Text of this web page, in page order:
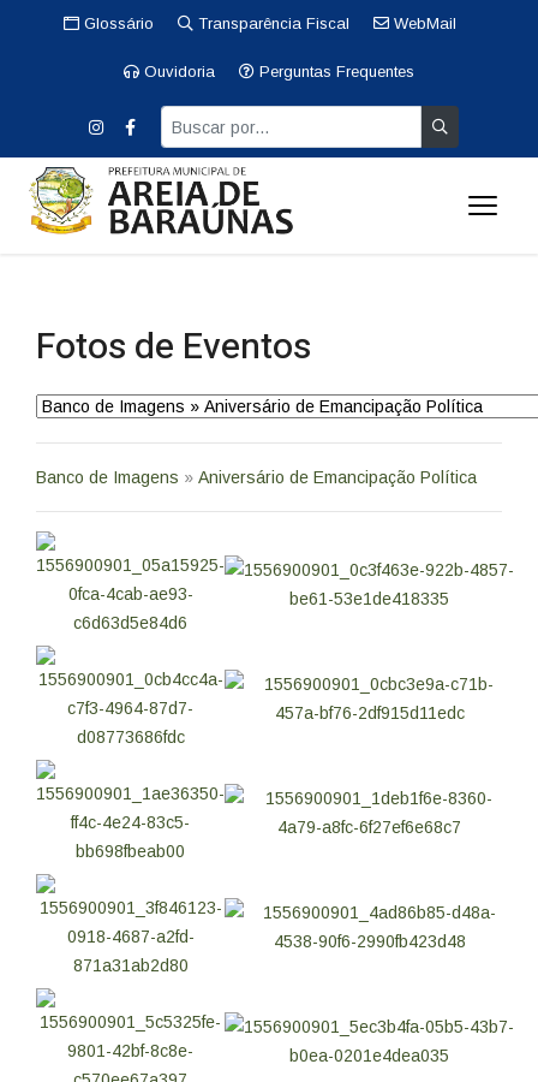
Glossário Transparência Fiscal WebMail
Ouvidoria Perguntas Frequentes
Fotos de Eventos
Banco de Imagens » Aniversário de Emancipação Política